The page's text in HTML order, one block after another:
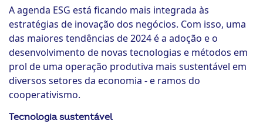
A agenda ESG está ficando mais integrada às
estratégias de inovação dos negócios. Com isso, uma
das maiores tendências de 2024 é a adoção e o
desenvolvimento de novas tecnologias e métodos em
prol de uma operação produtiva mais sustentável em
diversos setores da economia - e ramos do
cooperativismo.
Tecnologia sustentável